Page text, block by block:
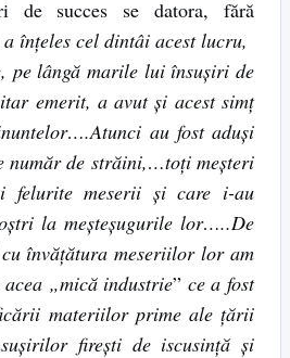
de succes se datora, fără
înţeles cel dintâi acest lucru,
pe lângă marile lui însuşiri de
emerit, a avut şi acest simţ
au fost aduşi
număr de străini,…toţi meşteri
felurite meserii şi care i-au
la meşteşugurile lor…..De
învăţătura meseriilor lor am
„mică industrie” ce a fost
materiilor prime ale ţării
fireşti de iscusinţă şi